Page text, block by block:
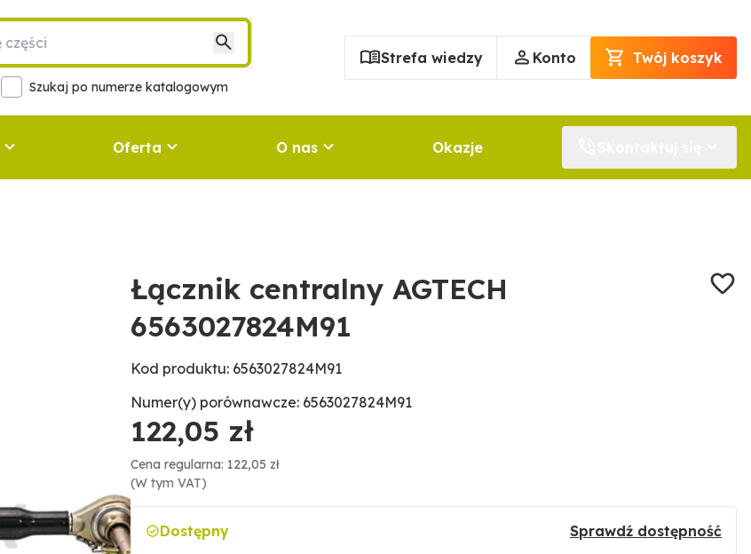
Szukaj po numerze katalogowym
Strefa wiedzy Konto Twój koszyk
Oferta O nas Okazje
Łącznik centralny AGTECH
6563027824M91
Kod produktu: 6563027824M91
Numer(y) porównawcze: 6563027824M91
122,05 zł
Cena regularna: 122,05 zł
(W tym VAT)
Dostępny Sprawdź dostępność